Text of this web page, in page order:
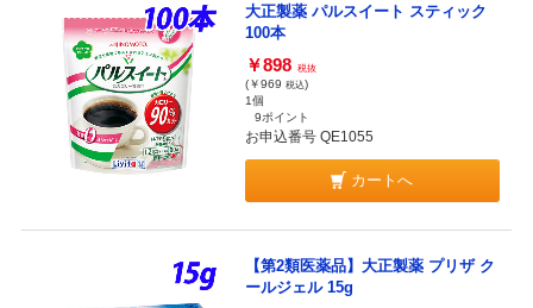
大正製薬 パルスイート スティック
100本
￥898 税抜
(￥969 税込)
1個
9ポイント
お申込番号 QE1055
カートへ
【第2類医薬品】大正製薬 プリザ ク
ールジェル 15g